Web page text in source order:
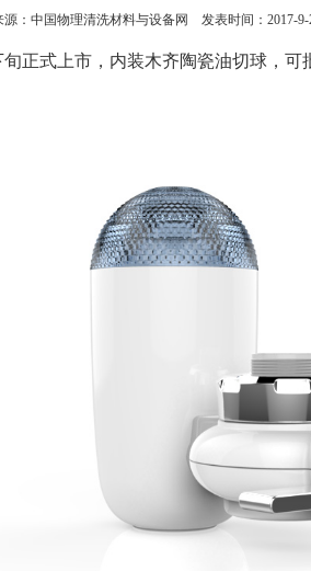
源：中国物理清洗材料与设备网 发表时间：2017-
正式上市，内装木齐陶瓷油切球，可